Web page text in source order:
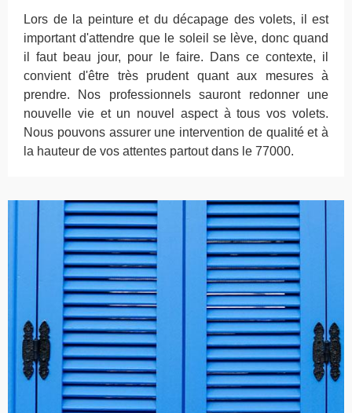
Lors de la peinture et du décapage des volets, il est
important d'attendre que le soleil se lève, donc quand
il faut beau jour, pour le faire. Dans ce contexte, il
convient d'être très prudent quant aux mesures à
prendre. Nos professionnels sauront redonner une
nouvelle vie et un nouvel aspect à tous vos volets.
Nous pouvons assurer une intervention de qualité et à
la hauteur de vos attentes partout dans le 77000.